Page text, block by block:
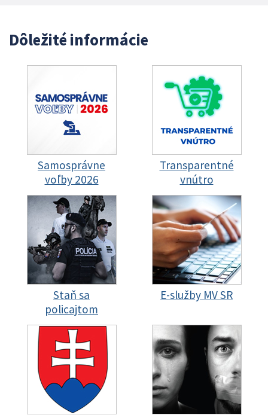
Dôležité informácie
Samosprávne
voľby 2026
Transparentné
vnútro
Staň sa
policajtom
E-služby MV SR